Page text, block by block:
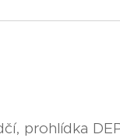
prohlídka